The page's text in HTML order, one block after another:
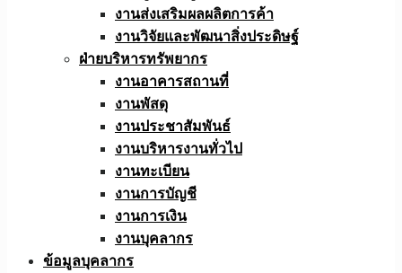
งานส่งเสริมผลผลิตการค้า
งานวิจัยและพัฒนาสิ่งประดิษฐ์
ฝ่ายบริหารทรัพยากร
งานอาคารสถานที่
งานพัสดุ
งานประชาสัมพันธ์
งานบริหารงานทั่วไป
งานทะเบียน
งานการบัญชี
งานการเงิน
งานบุคลากร
ข้อมูลบุคลากร